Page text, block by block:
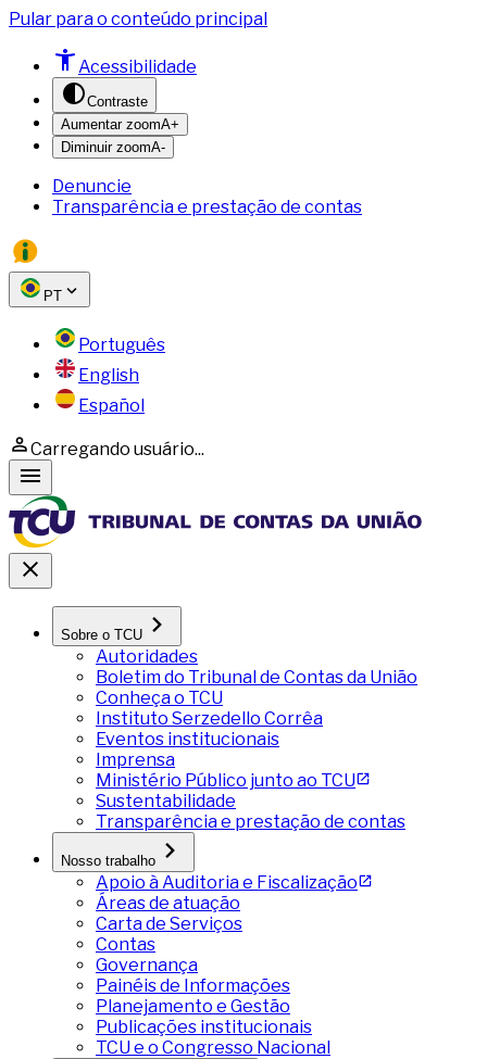
Pular para o conteúdo principal
Acessibilidade
Contraste
Aumentar zoomA+
Diminuir zoomA-
Denuncie
Transparência e prestação de contas
PT
Português
English
Español
Carregando usuário...
Sobre o TCU
Autoridades
Boletim do Tribunal de Contas da União
Conheça o TCU
Instituto Serzedello Corrêa
Eventos institucionais
Imprensa
Ministério Público junto ao TCU
Sustentabilidade
Transparência e prestação de contas
Nosso trabalho
Apoio à Auditoria e Fiscalização
Áreas de atuação
Carta de Serviços
Contas
Governança
Painéis de Informações
Planejamento e Gestão
Publicações institucionais
TCU e o Congresso Nacional